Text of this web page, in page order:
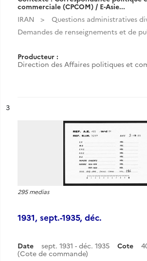
commerciale (CPCOM) / E-Asie...
IRAN
Questions administratives
Demandes de renseignements et de
Producteur :
Direction des Affaires politiques et
n°
3
295 medias
1931, sept.-1935, déc.
Date sept. 1931 - déc. 1935 Cote
(Cote de commande)